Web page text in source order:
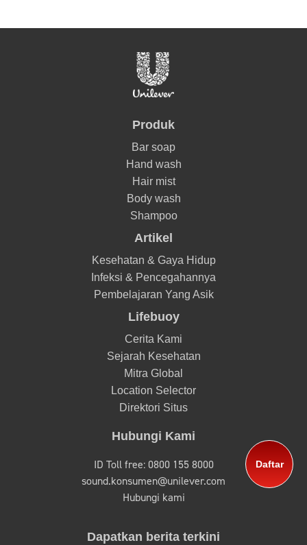
Daftar
Produk
Bar soap
Hand wash
Hair mist
Body wash
Shampoo
Artikel
Kesehatan & Gaya Hidup
Infeksi & Pencegahannya
Pembelajaran Yang Asik
Lifebuoy
Cerita Kami
Sejarah Kesehatan
Mitra Global
Location Selector
Direktori Situs
Hubungi Kami
ID Toll free: 0800 155 8000
sound.konsumen@unilever.com
Hubungi kami
Dapatkan berita terkini